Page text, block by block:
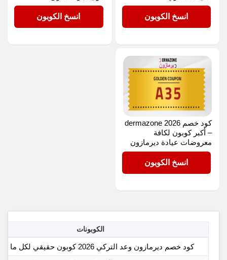
انسخ الكوبون انسخ الكوبون
كود خصم dermazone 2026
– أكبر كوبون لكافة
معروضات عيادة ديرمازون
انسخ الكوبون
الكوبونات
كود خصم ديرمازون وعد التركي 2026 كوبون حقيقي لكل ما تشتري